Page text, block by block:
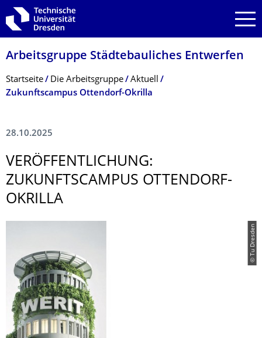
Zur Hauptnavigation springen
Zur Suche springen
Zum Inhalt springen
Arbeitsgruppe Städtebauliches Entwerfen
Breadcrumb-Menü
Startseite Die Arbeitsgruppe
Aktuell
Zukunftscampus Ottendorf-Okrilla
28.10.2025
VERÖFFENTLI­CHUNG:
ZUKUNFTSCAMPUS OTTENDORF-
OKRILLA
© Tu Dresden